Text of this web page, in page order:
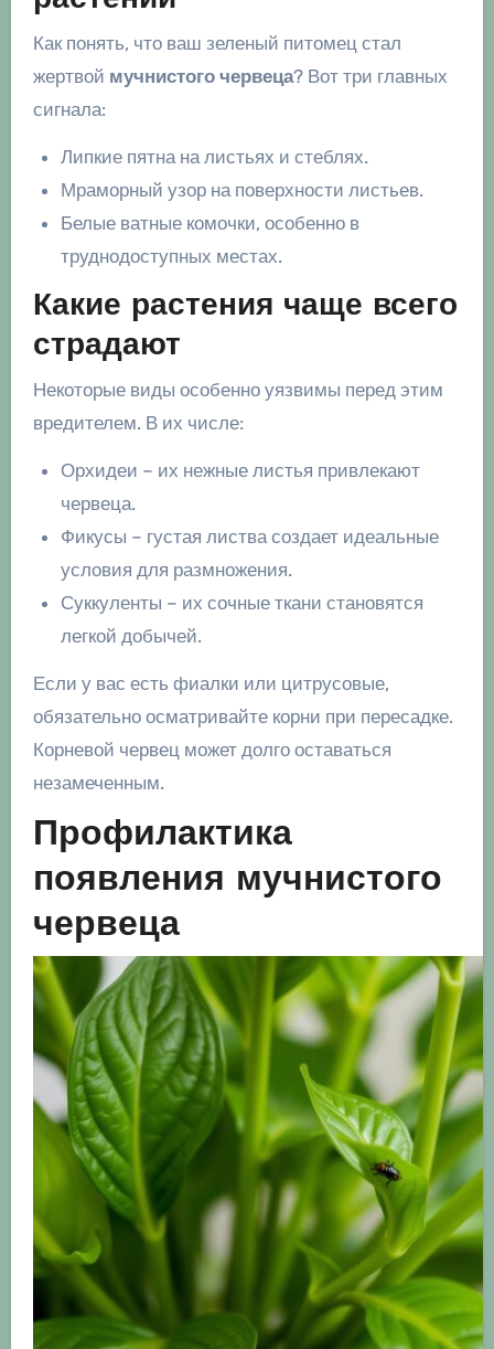
Как понять, что ваш зеленый питомец стал
жертвой мучнистого червеца? Вот три главных
сигнала:
Липкие пятна на листьях и стеблях.
Мраморный узор на поверхности листьев.
Белые ватные комочки, особенно в
труднодоступных местах.
Какие растения чаще всего
страдают
Некоторые виды особенно уязвимы перед этим
вредителем. В их числе:
Орхидеи – их нежные листья привлекают
червеца.
Фикусы – густая листва создает идеальные
условия для размножения.
Суккуленты – их сочные ткани становятся
легкой добычей.
Если у вас есть фиалки или цитрусовые,
обязательно осматривайте корни при пересадке.
Корневой червец может долго оставаться
незамеченным.
Профилактика
появления мучнистого
червеца